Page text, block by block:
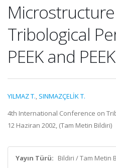
Tribological
PEEK and
YILMAZ T., SINMAZÇELİK T.
4th International Conference on
12 Haziran 2002, (Tam Metin Bildiri)
Yayın Türü: Bildiri / Tam Metin